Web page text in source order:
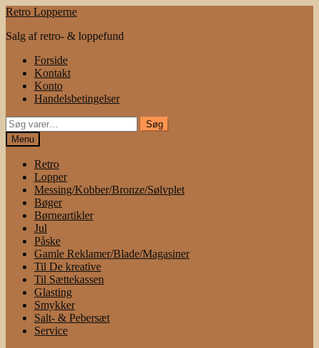
Spring
navigation
Spring
indhold
Retro Lopperne
Salg af retro- & loppefund
Forside
Kontakt
Konto
Handelsbetingelser
Søg
efter:
Søg
Menu
Retro
Lopper
Messing/Kobber/Bronze/Sølvplet
Bøger
Børneartikler
Jul
Påske
Gamle Reklamer/Blade/Magasiner
Til De kreative
Til Sættekassen
Glasting
Smykker
Salt- & Pebersæt
Service